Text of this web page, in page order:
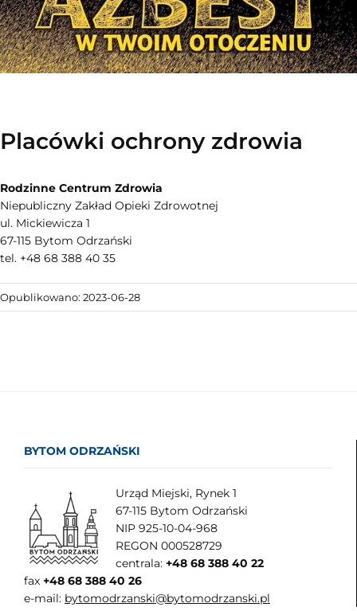
Placówki ochrony zdrowia
Rodzinne Centrum Zdrowia
Niepubliczny Zakład Opieki Zdrowotnej
ul. Mickiewicza 1
67-115 Bytom Odrzański
tel. +48 68 388 40 35
Opublikowano: 2023-06-28
BYTOM ODRZAŃSKI
Urząd Miejski, Rynek 1
67-115 Bytom Odrzański
NIP 925-10-04-968
REGON 000528729
centrala: +48 68 388 40 22
fax +48 68 388 40 26
e-mail: bytomodrzanski@bytomodrzanski.pl